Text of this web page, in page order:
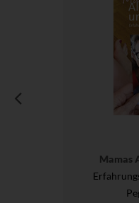
Mamas